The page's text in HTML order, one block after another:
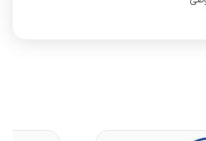
مشاهده قیمت